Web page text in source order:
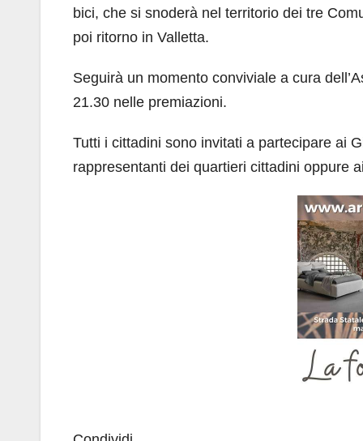
bici, che si snoderà nel territorio dei tre
poi ritorno in Valletta.
Seguirà un momento conviviale a cura
21.30 nelle premiazioni.
Tutti i cittadini sono invitati a partecipare ai
rappresentanti dei quartieri cittadini oppure